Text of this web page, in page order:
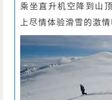
乘坐直升机空降到山
上尽情体验滑雪的激情